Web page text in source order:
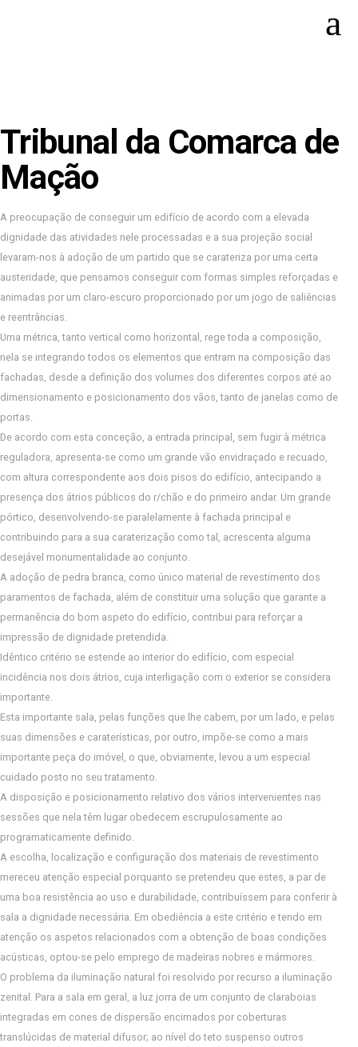
Tribunal da Comarca de
Mação
A preocupação de conseguir um edifício de acordo com a elevada
dignidade das atividades nele processadas e a sua projeção social
levaram-nos à adoção de um partido que se carateriza por uma certa
austeridade, que pensamos conseguir com formas simples reforçadas e
animadas por um claro-escuro proporcionado por um jogo de saliências
e reentrâncias.
Uma métrica, tanto vertical como horizontal, rege toda a composição,
nela se integrando todos os elementos que entram na composição das
fachadas, desde a definição dos volumes dos diferentes corpos até ao
dimensionamento e posicionamento dos vãos, tanto de janelas como de
portas.
De acordo com esta conceção, a entrada principal, sem fugir à métrica
reguladora, apresenta-se como um grande vão envidraçado e recuado,
com altura correspondente aos dois pisos do edifício, antecipando a
presença dos átrios públicos do r/chão e do primeiro andar. Um grande
pórtico, desenvolvendo-se paralelamente à fachada principal e
contribuindo para a sua caraterização como tal, acrescenta alguma
desejável monumentalidade ao conjunto.
A adoção de pedra branca, como único material de revestimento dos
paramentos de fachada, além de constituir uma solução que garante a
permanência do bom aspeto do edifício, contribui para reforçar a
impressão de dignidade pretendida.
Idêntico critério se estende ao interior do edifício, com especial
incidência nos dois átrios, cuja interligação com o exterior se considera
importante.
Esta importante sala, pelas funções que lhe cabem, por um lado, e pelas
suas dimensões e caraterísticas, por outro, impõe-se como a mais
importante peça do imóvel, o que, obviamente, levou a um especial
cuidado posto no seu tratamento.
A disposição e posicionamento relativo dos vários intervenientes nas
sessões que nela têm lugar obedecem escrupulosamente ao
programaticamente definido.
A escolha, localização e configuração dos materiais de revestimento
mereceu atenção especial porquanto se pretendeu que estes, a par de
uma boa resistência ao uso e durabilidade, contribuíssem para conferir à
sala a dignidade necessária. Em obediência a este critério e tendo em
atenção os aspetos relacionados com a obtenção de boas condições
acústicas, optou-se pelo emprego de madeiras nobres e mármores.
O problema da iluminação natural foi resolvido por recurso a iluminação
zenital. Para a sala em geral, a luz jorra de um conjunto de claraboias
integradas em cones de dispersão encimados por coberturas
translúcidas de material difusor; ao nível do teto suspenso outros